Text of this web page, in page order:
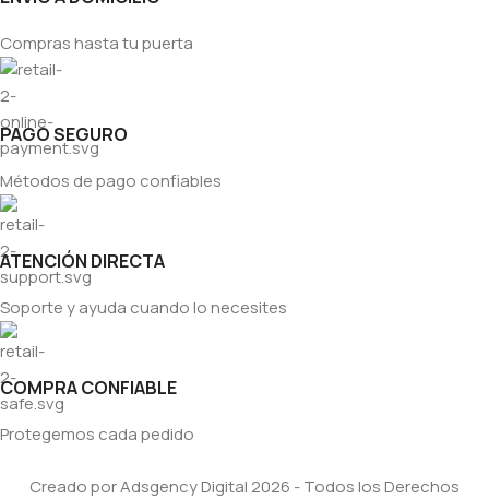
Compras hasta tu puerta
PAGO SEGURO
Métodos de pago confiables
ATENCIÓN DIRECTA
Soporte y ayuda cuando lo necesites
COMPRA CONFIABLE
Protegemos cada pedido
Creado por Adsgency Digital 2026 - Todos los Derechos